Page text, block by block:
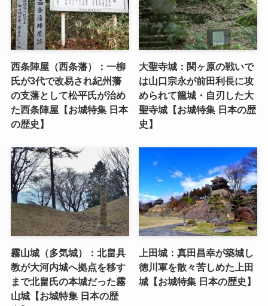
西条陣屋（西条藩）：一柳
氏が3代で改易され紀州藩
の支藩として松平氏が治め
た西条陣屋【お城特集 日本
の歴史】
大聖寺城：関ヶ原の戦いで
は山口宗永が前田利長に攻
められて籠城・自刃した大
聖寺城【お城特集 日本の歴
史】
霧山城（多気城）：北畠具
教が大河内城へ拠点を移す
まで北畠氏の本城だった霧
山城【お城特集 日本の歴
上田城：真田昌幸が築城し
徳川軍を散々苦しめた上田
城【お城特集 日本の歴史】